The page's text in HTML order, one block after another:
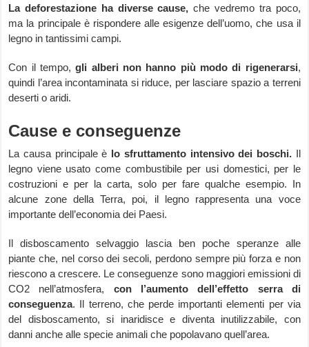
La deforestazione ha diverse cause, che vedremo tra poco,
ma la principale è rispondere alle esigenze dell’uomo, che usa il
legno in tantissimi campi.
Con il tempo,gli alberi non hanno più modo di rigenerarsi,
quindi l’area incontaminata si riduce, per lasciare spazio a terreni
deserti o aridi.
Cause e conseguenze
La causa principale è lo sfruttamento intensivo dei boschi. Il
legno viene usato come combustibile per usi domestici, per le
costruzioni e per la carta, solo per fare qualche esempio. In
alcune zone della Terra, poi, il legno rappresenta una voce
importante dell’economia dei Paesi.
Il disboscamento selvaggio lascia ben poche speranze alle
piante che, nel corso dei secoli, perdono sempre più forza e non
riescono a crescere. Le conseguenze sono maggiori emissioni di
CO2 nell’atmosfera, con l’aumento dell’effetto serra di
conseguenza. Il terreno, che perde importanti elementi per via
del disboscamento, si inaridisce e diventa inutilizzabile, con
danni anche alle specie animali che popolavano quell’area.